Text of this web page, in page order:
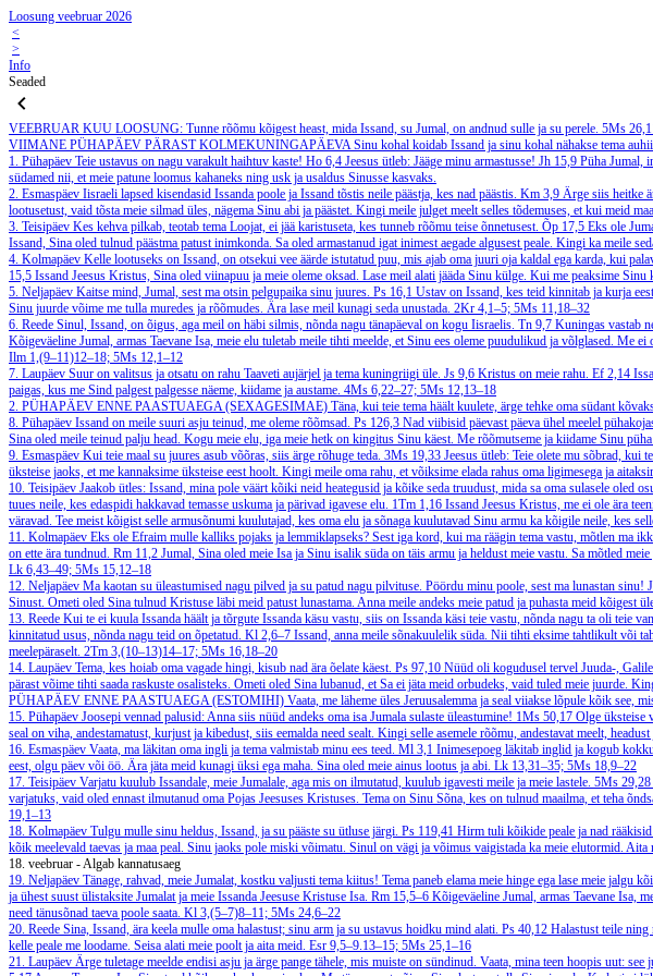
Loosung veebruar 2026
<
>
Info
Seaded
VEEBRUAR KUU LOOSUNG: Tunne rõõmu kõigest heast, mida Issand, su Jumal, on andnud sulle ja su perele. 5Ms
VIIMANE PÜHAPÄEV PÄRAST KOLMEKUNINGAPÄEVASinu kohal koidab Issand ja sinu kohal nähakse tema
1. Pühapäev Teie ustavus on nagu varakult haihtuv kaste! Ho 6,4 Jeesus ütleb: Jääge minu armastusse! Jh 15,9 Püha Jumal,
südamed nii, et meie patune loomus kahaneks ning usk ja usaldus Sinusse kasvaks.
2. Esmaspäev Iisraeli lapsed kisendasid Issanda poole ja Issand tõstis neile päästja, kes nad päästis. Km 3,9 Ärge siis heitke
lootusetust, vaid tõsta meie silmad üles, nägema Sinu abi ja päästet. Kingi meile julget meelt selles tõdemuses, et kui meid
3. Teisipäev Kes kehva pilkab, teotab tema Loojat, ei jää karistuseta, kes tunneb rõõmu teise õnnetusest. Õp 17,5 Eks ole
Issand, Sina oled tulnud päästma patust inimkonda. Sa oled armastanud igat inimest aegade algusest peale. Kingi ka meile
4. Kolmapäev Kelle lootuseks on Issand, on otsekui vee äärde istutatud puu, mis ajab oma juuri oja kaldal ega karda, kui
15,5 Issand Jeesus Kristus, Sina oled viinapuu ja meie oleme oksad. Lase meil alati jääda Sinu külge. Kui me peaksime
5. Neljapäev Kaitse mind, Jumal, sest ma otsin pelgupaika sinu juures. Ps 16,1 Ustav on Issand, kes teid kinnitab ja kurja
Sinu juurde võime me tulla muredes ja rõõmudes. Ära lase meil kunagi seda unustada. 2Kr 4,1–5; 5Ms 11,18–32
6. Reede Sinul, Issand, on õigus, aga meil on häbi silmis, nõnda nagu tänapäeval on kogu Iisraelis. Tn 9,7 Kuningas vastab
Kõigeväeline Jumal, armas Taevane Isa, meie elu tuletab meile tihti meelde, et Sinu ees oleme puudulikud ja võlglased. Me
Ilm 1,(9–11)12–18; 5Ms 12,1–12
7. Laupäev Suur on valitsus ja otsatu on rahu Taaveti aujärjel ja tema kuningriigi üle. Js 9,6 Kristus on meie rahu. Ef 2,14
paigas, kus me Sind palgest palgesse näeme, kiidame ja austame. 4Ms 6,22–27; 5Ms 12,13–18
2. PÜHAPÄEV ENNE PAASTUAEGA (SEXAGESIMAE) Täna, kui teie tema häält kuulete, ärge tehke oma südant
8. Pühapäev Issand on meile suuri asju teinud, me oleme rõõmsad. Ps 126,3 Nad viibisid päevast päeva ühel meelel
Sina oled meile teinud palju head. Kogu meie elu, iga meie hetk on kingitus Sinu käest. Me rõõmutseme ja kiidame Sinu
9. Esmaspäev Kui teie maal su juures asub võõras, siis ärge rõhuge teda. 3Ms 19,33 Jeesus ütleb: Teie olete mu sõbrad, kui
üksteise jaoks, et me kannaksime üksteise eest hoolt. Kingi meile oma rahu, et võiksime elada rahus oma ligimesega ja
10. Teisipäev Jaakob ütles: Issand, mina pole väärt kõiki neid heategusid ja kõike seda truudust, mida sa oma sulasele oled
tuues neile, kes edaspidi hakkavad temasse uskuma ja pärivad igavese elu. 1Tm 1,16 Issand Jeesus Kristus, me ei ole ära
väravad. Tee meist kõigist selle armusõnumi kuulutajad, kes oma elu ja sõnaga kuulutavad Sinu armu ka kõigile neile, kes
11. Kolmapäev Eks ole Efraim mulle kalliks pojaks ja lemmiklapseks? Sest iga kord, kui ma räägin tema vastu, mõtlen ma
on ette ära tundnud. Rm 11,2 Jumal, Sina oled meie Isa ja Sinu isalik süda on täis armu ja heldust meie vastu. Sa mõtled
Lk 6,43–49; 5Ms 15,12–18
12. Neljapäev Ma kaotan su üleastumised nagu pilved ja su patud nagu pilvituse. Pöördu minu poole, sest ma lunastan sinu!
Sinust. Ometi oled Sina tulnud Kristuse läbi meid patust lunastama. Anna meile andeks meie patud ja puhasta meid kõigest
13. Reede Kui te ei kuula Issanda häält ja tõrgute Issanda käsu vastu, siis on Issanda käsi teie vastu, nõnda nagu ta oli teie
kinnitatud usus, nõnda nagu teid on õpetatud. Kl 2,6–7 Issand, anna meile sõnakuulelik süda. Nii tihti eksime tahtlikult või
meelepäraselt. 2Tm 3,(10–13)14–17; 5Ms 16,18–20
14. Laupäev Tema, kes hoiab oma vagade hingi, kisub nad ära õelate käest. Ps 97,10 Nüüd oli kogudusel tervel Juuda-,
pärast võime tihti saada raskuste osalisteks. Ometi oled Sina lubanud, et Sa ei jäta meid orbudeks, vaid tuled meie juurde.
PÜHAPÄEV ENNE PAASTUAEGA (ESTOMIHI) Vaata, me läheme üles Jeruusalemma ja seal viiakse lõpule kõik see,
15. Pühapäev Joosepi vennad palusid: Anna siis nüüd andeks oma isa Jumala sulaste üleastumine! 1Ms 50,17 Olge üksteise
seal on viha, andestamatust, kurjust ja kibedust, siis eemalda need sealt. Kingi selle asemele rõõmu, andestavat meelt,
16. Esmaspäev Vaata, ma läkitan oma ingli ja tema valmistab minu ees teed. Ml 3,1 Inimesepoeg läkitab inglid ja kogub
eest, olgu päev või öö. Ära jäta meid kunagi üksi ega maha. Sina oled meie ainus lootus ja abi. Lk 13,31–35; 5Ms 18,9–22
17. Teisipäev Varjatu kuulub Issandale, meie Jumalale, aga mis on ilmutatud, kuulub igavesti meile ja meie lastele. 5Ms 29,28
varjatuks, vaid oled ennast ilmutanud oma Pojas Jeesuses Kristuses. Tema on Sinu Sõna, kes on tulnud maailma, et teha
19,1–13
18. Kolmapäev Tulgu mulle sinu heldus, Issand, ja su pääste su ütluse järgi. Ps 119,41 Hirm tuli kõikide peale ja nad rääkisid
kõik meelevald taevas ja maa peal. Sinu jaoks pole miski võimatu. Sinul on vägi ja võimus vaigistada ka meie elutormid.
18. veebruar - Algab kannatusaeg
19. Neljapäev Tänage, rahvad, meie Jumalat, kostku valjusti tema kiitus! Tema paneb elama meie hinge ega lase meie jalgu
ja ühest suust ülistaksite Jumalat ja meie Issanda Jeesuse Kristuse Isa. Rm 15,5–6 Kõigeväeline Jumal, armas Taevane Isa,
need tänusõnad taeva poole saata. Kl 3,(5–7)8–11; 5Ms 24,6–22
20. Reede Sina, Issand, ära keela mulle oma halastust; sinu arm ja su ustavus hoidku mind alati. Ps 40,12 Halastust teile ning
kelle peale me loodame. Seisa alati meie poolt ja aita meid. Esr 9,5–9.13–15; 5Ms 25,1–16
21. Laupäev Ärge tuletage meelde endisi asju ja ärge pange tähele, mis muiste on sündinud. Vaata, mina teen hoopis uut: see